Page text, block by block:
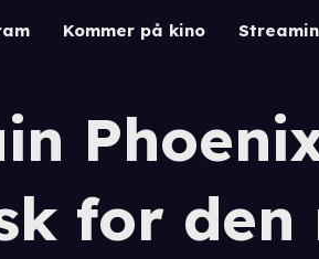
Kommer på kino
for den